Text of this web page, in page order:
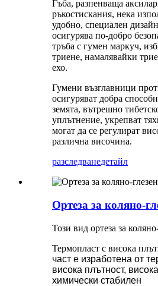
Гъба, разпенваща
ръкостискания, нека
удобно, специален
осигурява по-добро
тръба с гумен маркуч,
триене, намалявайки
ехо.
Гумени възглавници
осигуряват добра
земята, вътрешно
уплътнение, укрепват
могат да се регулират
различна височина.
разследванедетайл
Ортеза за коляно-
Този вид ортеза за
Термопласт с висока
част е изработена от
висока плътност,
химически стабилен